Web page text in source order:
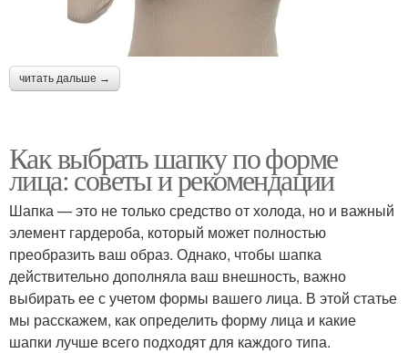
читать дальше →
Как выбрать шапку по форме
лица: советы и рекомендации
Шапка — это не только средство от холода, но и важный
элемент гардероба, который может полностью
преобразить ваш образ. Однако, чтобы шапка
действительно дополняла ваш внешность, важно
выбирать ее с учетом формы вашего лица. В этой статье
мы расскажем, как определить форму лица и какие
шапки лучше всего подходят для каждого типа.